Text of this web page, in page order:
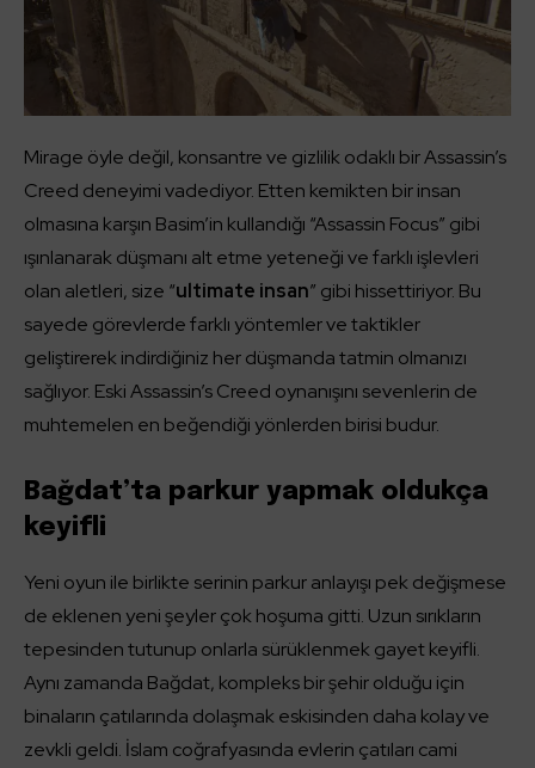
Mirage öyle değil, konsantre ve gizlilik odaklı bir Assassin’s
Creed deneyimi vadediyor. Etten kemikten bir insan
olmasına karşın Basim’in kullandığı “Assassin Focus” gibi
ışınlanarak düşmanı alt etme yeteneği ve farklı işlevleri
olan aletleri, size “ultimate insan” gibi hissettiriyor. Bu
sayede görevlerde farklı yöntemler ve taktikler
geliştirerek indirdiğiniz her düşmanda tatmin olmanızı
sağlıyor. Eski Assassin’s Creed oynanışını sevenlerin de
muhtemelen en beğendiği yönlerden birisi budur.
Bağdat’ta parkur yapmak oldukça
keyifli
Yeni oyun ile birlikte serinin parkur anlayışı pek değişmese
de eklenen yeni şeyler çok hoşuma gitti. Uzun sırıkların
tepesinden tutunup onlarla sürüklenmek gayet keyifli.
Aynı zamanda Bağdat, kompleks bir şehir olduğu için
binaların çatılarında dolaşmak eskisinden daha kolay ve
zevkli geldi. İslam coğrafyasında evlerin çatıları cami